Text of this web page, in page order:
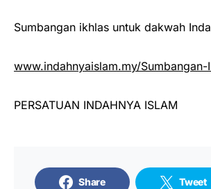
Sumbangan ikhlas untuk dakwah
www.indahnyaislam.my/Sumbangan-
PERSATUAN INDAHNYA ISLAM
Share Tweet